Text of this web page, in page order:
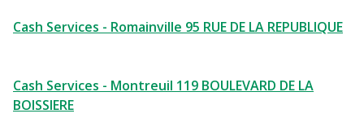
Cash Services - Romainville 95 RUE DE LA REPUBLIQUE
Cash Services - Montreuil 119 BOULEVARD DE LA
BOISSIERE